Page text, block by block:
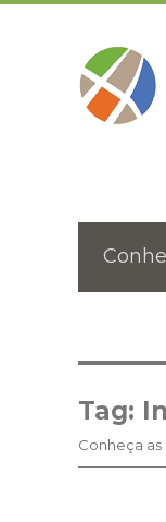
Tag:
Conheça as